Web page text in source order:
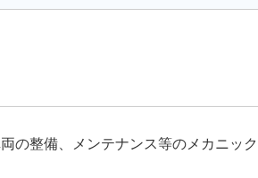
の整備、メンテナンス等のメカニッ